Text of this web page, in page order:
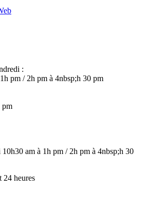
:
pm / 2h pm à 4nbsp;h 30 pm
pm
10h30 am à 1h pm / 2h pm à 4nbsp;h 30
24 heures